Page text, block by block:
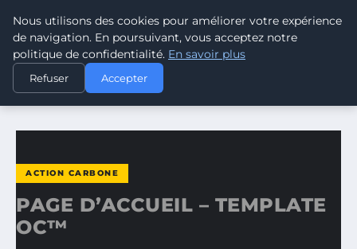
CLIMATE RESPONSE BLOG
ACCUEIL
ACTION CARBONE
PAGE D’ACCUEIL – TEMPLATE OC™
ACTION CARBONE
PAGE D’ACCUEIL – TEMPLATE
OC™
Nous utilisons des cookies pour améliorer votre expérience
de navigation. En poursuivant, vous acceptez notre
politique de confidentialité. En savoir plus
Refuser Accepter